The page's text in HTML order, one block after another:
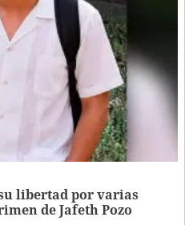
libertad por varias
de Jafeth Pozo